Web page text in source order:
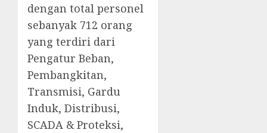
dengan total personel
sebanyak 712 orang
yang terdiri dari
Pengatur Beban,
Pembangkitan,
Transmisi, Gardu
Induk, Distribusi,
SCADA & Proteksi,